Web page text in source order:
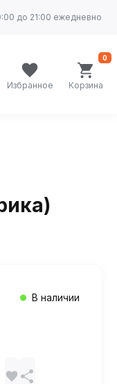
до 21:00 ежедневно
Избранное Корзина
0
В наличии